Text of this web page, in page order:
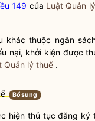
149 của Luật Quản
khác thuộc ngân
nại, khởi kiện được
Quản lý thuế.
Bổ sung
hiện thủ tục đăng ký